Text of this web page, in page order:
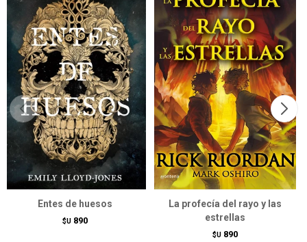
Entes de huesos
$U 890
La profecía del rayo y las
estrellas
$U 890